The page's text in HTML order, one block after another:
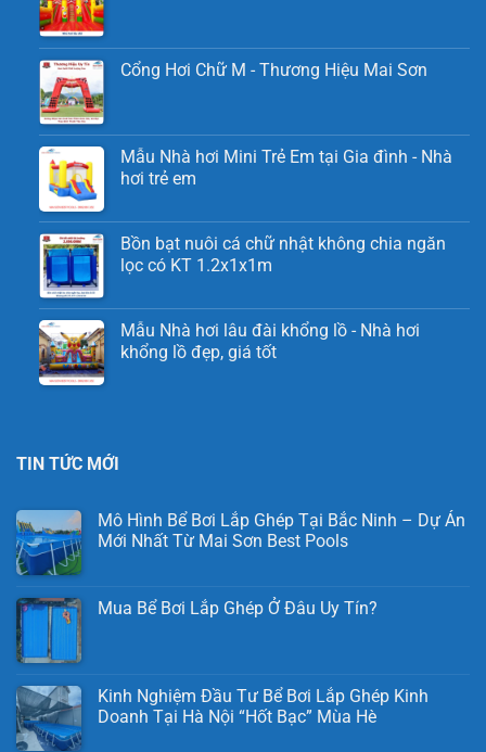
Cổng Hơi Chữ M - Thương Hiệu Mai Sơn
Mẫu Nhà hơi Mini Trẻ Em tại Gia đình - Nhà
hơi trẻ em
Bồn bạt nuôi cá chữ nhật không chia ngăn
lọc có KT 1.2x1x1m
Mẫu Nhà hơi lâu đài khổng lồ - Nhà hơi
khổng lồ đẹp, giá tốt
TIN TỨC MỚI
Mô Hình Bể Bơi Lắp Ghép Tại Bắc Ninh – Dự Án
Mới Nhất Từ Mai Sơn Best Pools
Mua Bể Bơi Lắp Ghép Ở Đâu Uy Tín?
Kinh Nghiệm Đầu Tư Bể Bơi Lắp Ghép Kinh
Doanh Tại Hà Nội “Hốt Bạc” Mùa Hè